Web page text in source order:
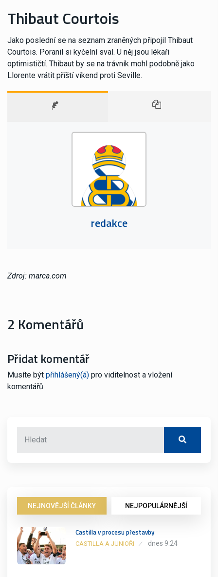
Thibaut Courtois
Jako poslední se na seznam zraněných připojil Thibaut
Courtois. Poranil si kyčelní sval. U něj jsou lékaři
optimističtí. Thibaut by se na trávník mohl podobně jako
Llorente vrátit příští víkend proti Seville.
redakce
Zdroj: marca.com
2 Komentářů
Přidat komentář
Musíte být přihlášený(á) pro viditelnost a vložení
komentářů.
NEJNOVĚJŠÍ ČLÁNKY NEJPOPULÁRNĚJŠÍ
Castilla v procesu přestavby
CASTILLA A JUNIOŘI dnes 9:24